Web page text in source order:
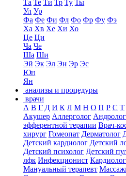
Та Те Ти Тр Ту Ты
Ул Ур
Фа Фе Фи Фл Фо Фр Фу Фэ
Ха Хв Хе Хи Хо
Це Ци
Ча Че
Ша Ши
Эй Эк Эл Эн Эр Эс
Юн
Ян
анализы и процедуры
врачи
А В Г Д И К Л М Н О П Р С Т
Акушер Аллерголог Андролог
эфферентной терапии Врач-
хирург Гомеопат Дерматолог
Детский кардиолог Детский
Детский психолог Детский
лфк Инфекционист Кардиолог
Мануальный терапевт